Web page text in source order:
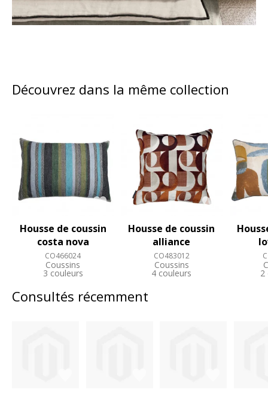
Découvrez dans la même collection
Housse de coussin
costa nova
CO466024
Coussins
3 couleurs
Housse de coussin
alliance
CO483012
Coussins
4 couleurs 2
Consultés récemment